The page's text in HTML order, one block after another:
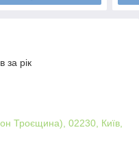
за рік
Троєщина), 02230, Київ,